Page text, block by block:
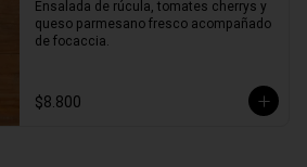
Ensalada de rúcula, tomates cherrys y
queso parmesano fresco acompañado
de focaccia.
$8.800